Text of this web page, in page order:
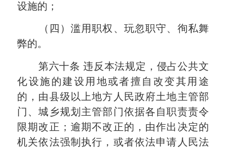
设施的；
（四）滥用职权、玩忽职守、徇私舞
弊的。
第六十条 违反本法规定，侵占公共文
化设施的建设用地或者擅自改变其用途
的，由县级以上地方人民政府土地主管部
门、城乡规划主管部门依据各自职责责令
限期改正；逾期不改正的，由作出决定的
机关依法强制执行，或者依法申请人民法